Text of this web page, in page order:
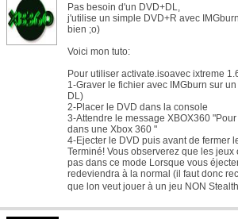
Pas besoin d'un DVD+DL,
j'utilise un simple DVD+R avec
bien ;o)
Voici mon tuto:
Pour utiliser activate.isoavec ixtreme
1-Graver le fichier avec IMGburn sur
DL)
2-Placer le DVD dans la console
3-Attendre le message XBOX360
dans une Xbox 360 "
4-Ejecter le DVD puis avant de fermer
Terminé! Vous observerez que les
pas dans ce mode Lorsque vous
redeviendra à la normal (il faut donc
que lon veut jouer à un jeu NON